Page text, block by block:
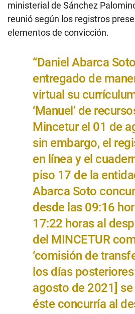
ministerial de Sánchez
reunió según los registros
elementos de convicción.
“Daniel Abarca
entregado de
virtual su
‘Manuel’ de
Mincetur el 01 de
sin embargo, el
en línea y el
piso 17 de la
Abarca Soto
desde las 09:16
17:22 horas al
del MINCETUR
‘comisión de
los días
agosto de 2021]
éste concurría al